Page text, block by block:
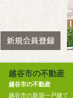
越谷市の不動産
越谷市の不動産
越谷市の新築一戸建て